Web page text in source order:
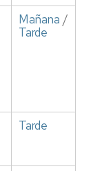
Mañana /
Tarde
Tarde